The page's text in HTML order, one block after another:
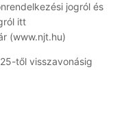
jogról és
itt
(www.njt.hu)
től visszavonásig